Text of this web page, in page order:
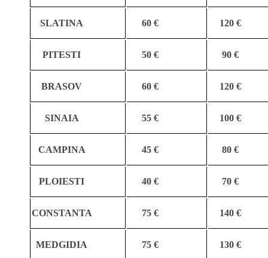
SLATINA 60 € 120 €
PITESTI 50 € 90 €
BRASOV 60 € 120 €
SINAIA 55 € 100 €
CAMPINA 45 € 80 €
PLOIESTI 40 € 70 €
CONSTANTA 75 € 140 €
MEDGIDIA 75 € 130 €